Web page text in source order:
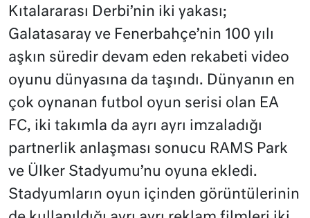
Kıtalararası Derbi’nin iki yakası;
Galatasaray ve Fenerbahçe’nin 100 yılı
aşkın süredir devam eden rekabeti video
oyunu dünyasına da taşındı. Dünyanın en
çok oynanan futbol oyun serisi olan EA
FC, iki takımla da ayrı ayrı imzaladığı
partnerlik anlaşması sonucu RAMS Park
ve Ülker Stadyumu’nu oyuna ekledi.
Stadyumların oyun içinden görüntülerinin